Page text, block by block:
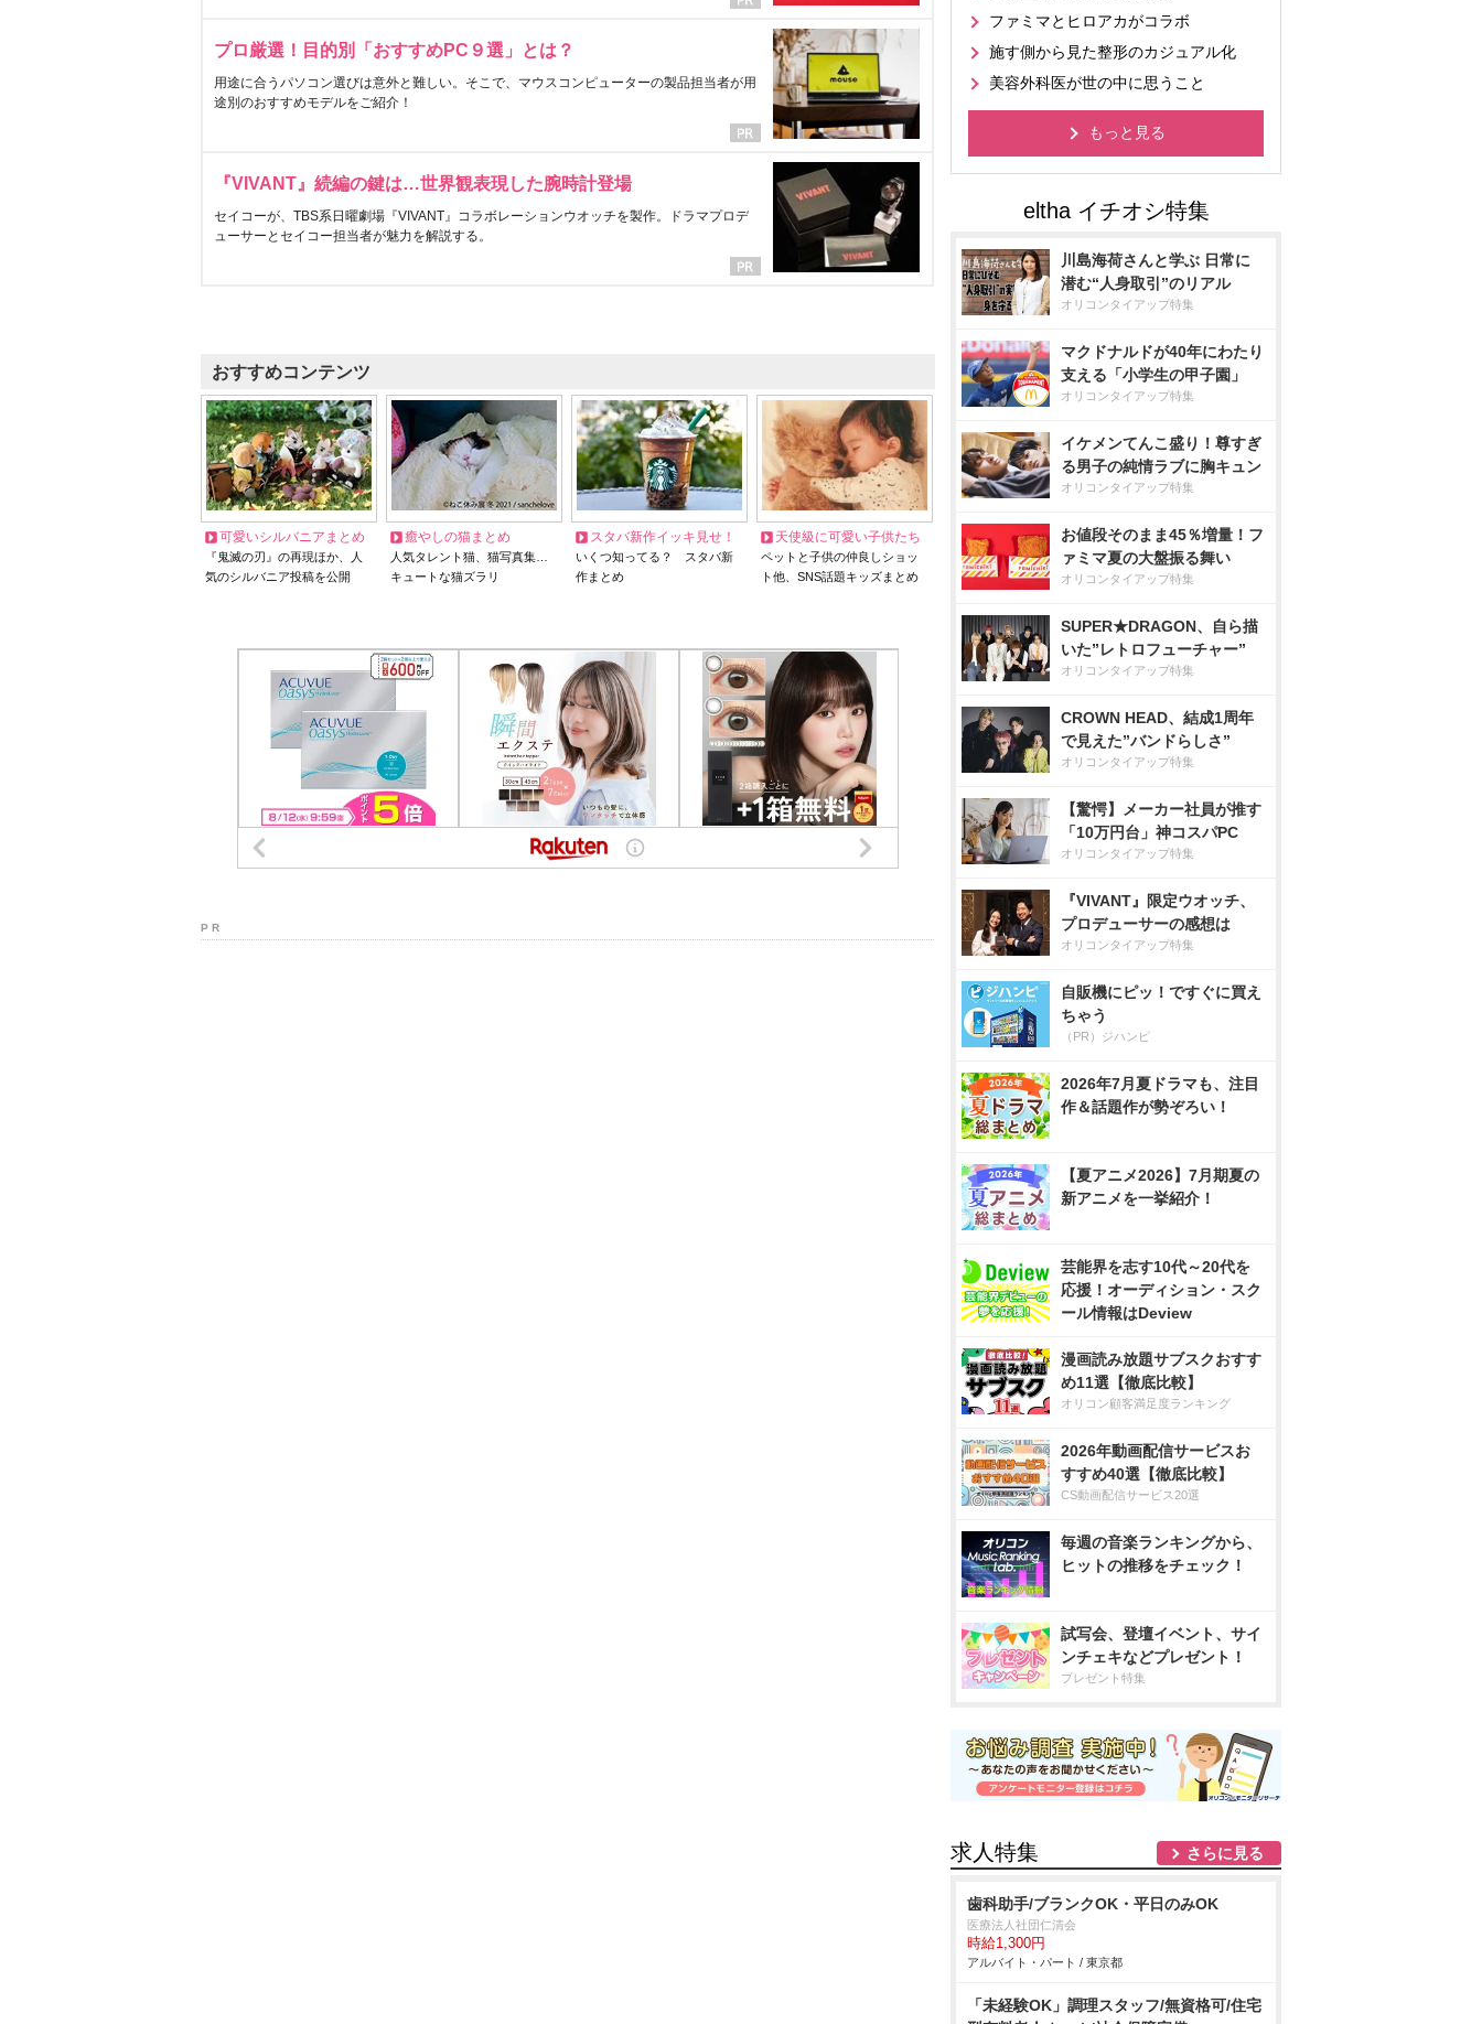
プロ厳選！目的別「おすすめPC９選」とは？
用途に合うパソコン選びは意外と難しい。そこで、マウスコンピューターの製品担当者が用
途別のおすすめモデルをご紹介！
『VIVANT』続編の鍵は…世界観表現した腕時計登場
セイコーが、TBS系日曜劇場『VIVANT』コラボレーションウオッチを製作。ドラマプロデ
ューサーとセイコー担当者が魅力を解説する。
おすすめコンテンツ
可愛いシルバニアまとめ
『鬼滅の刃』の再現ほか、人
気のシルバニア投稿を公開
癒やしの猫まとめ
人気タレント猫、猫写真集…
キュートな猫ズラリ
スタバ新作イッキ見せ！
いくつ知ってる？ スタバ新
作まとめ
天使級に可愛い子供たち
ペットと子供の仲良しショッ
ト他、SNS話題キッズまとめ
P R
ファミマとヒロアカがコラボ
施す側から見た整形のカジュアル化
美容外科医が世の中に思うこと
もっと見る
川島海荷さんと学ぶ 日常に
潜む“人身取引”のリアル
オリコンタイアップ特集
マクドナルドが40年にわたり
支える「小学生の甲子園」
オリコンタイアップ特集
イケメンてんこ盛り！尊すぎ
る男子の純情ラブに胸キュン
オリコンタイアップ特集
お値段そのまま45％増量！フ
ァミマ夏の大盤振る舞い
オリコンタイアップ特集
SUPER★DRAGON、自ら描
いた”レトロフューチャー”
オリコンタイアップ特集
CROWN HEAD、結成1周年
で見えた”バンドらしさ”
オリコンタイアップ特集
【驚愕】メーカー社員が推す
「10万円台」神コスパPC
オリコンタイアップ特集
『VIVANT』限定ウオッチ、
プロデューサーの感想は
オリコンタイアップ特集
自販機にピッ！ですぐに買え
ちゃう
（PR）ジハンピ
2026年7月夏ドラマも、注目
作＆話題作が勢ぞろい！
【夏アニメ2026】7月期夏の
新アニメを一挙紹介！
芸能界を志す10代～20代を
応援！オーディション・スク
ール情報はDeview
漫画読み放題サブスクおすす
め11選【徹底比較】
オリコン顧客満足度ランキング
2026年動画配信サービスお
すすめ40選【徹底比較】
CS動画配信サービス20選
毎週の音楽ランキングから、
ヒットの推移をチェック！
試写会、登壇イベント、サイ
ンチェキなどプレゼント！
プレゼント特集
求人特集 さらに見る
歯科助手/ブランクOK・平日のみOK
医療法人社団仁清会
時給1,300円
アルバイト・パート / 東京都
「未経験OK」調理スタッフ/無資格可/住宅